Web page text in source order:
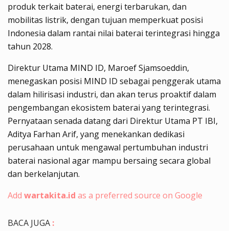
produk terkait baterai, energi terbarukan, dan
mobilitas listrik, dengan tujuan memperkuat posisi
Indonesia dalam rantai nilai baterai terintegrasi hingga
tahun 2028.
Direktur Utama MIND ID, Maroef Sjamsoeddin,
menegaskan posisi MIND ID sebagai penggerak utama
dalam hilirisasi industri, dan akan terus proaktif dalam
pengembangan ekosistem baterai yang terintegrasi.
Pernyataan senada datang dari Direktur Utama PT IBI,
Aditya Farhan Arif, yang menekankan dedikasi
perusahaan untuk mengawal pertumbuhan industri
baterai nasional agar mampu bersaing secara global
dan berkelanjutan.
Add wartakita.id as a preferred source on Google
BACA JUGA :